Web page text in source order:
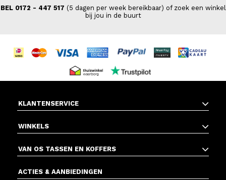
BEL 0172 - 447 517 (5 dagen per week bereikbaar) of zoek een winkel
bij jou in de buurt
KLANTENSERVICE
WINKELS
VAN OS TASSEN EN KOFFERS
ACTIES & AANBIEDINGEN